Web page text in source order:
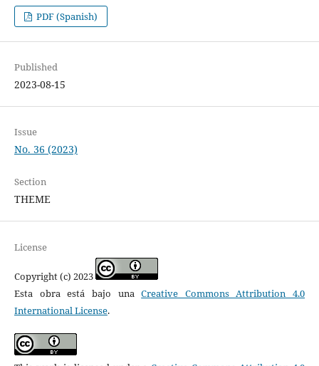
PDF (Spanish)
Published
2023-08-15
Issue
No. 36 (2023)
Section
THEME
License
Copyright (c) 2023
Esta obra está bajo unaCreative Commons Attribution 4.0
International License.